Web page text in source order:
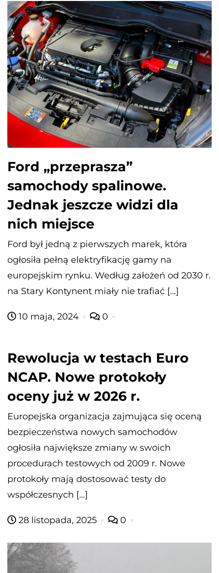
Ford „przeprasza”
samochody spalinowe.
Jednak jeszcze widzi dla
nich miejsce
Ford był jedną z pierwszych marek, która
ogłosiła pełną elektryfikację gamy na
europejskim rynku. Według założeń od 2030 r.
na Stary Kontynent miały nie trafiać […]
10 maja, 2024 0
Rewolucja w testach Euro
NCAP. Nowe protokoły
oceny już w 2026 r.
Europejska organizacja zajmująca się oceną
bezpieczeństwa nowych samochodów
ogłosiła największe zmiany w swoich
procedurach testowych od 2009 r. Nowe
protokoły mają dostosować testy do
współczesnych […]
28 listopada, 2025 0